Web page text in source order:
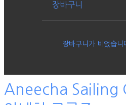
장바구니
장바구니가 비었습니
Aneecha Sailing